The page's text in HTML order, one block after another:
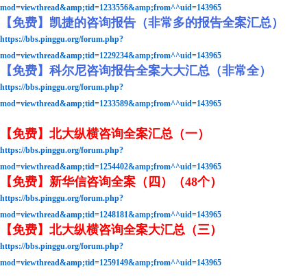
mod=viewthread&amp;tid=1233556&amp;from^^uid=143965
【免费】凯捷的咨询报告（非常多的报告全案汇总）
https://bbs.pinggu.org/forum.php?
mod=viewthread&amp;tid=1229234&amp;from^^uid=143965
【免费】科尔尼咨询报告全案大大汇总（非常全）
https://bbs.pinggu.org/forum.php?
mod=viewthread&amp;tid=1233589&amp;from^^uid=143965
【免费】北大纵横咨询全案汇总（一）
https://bbs.pinggu.org/forum.php?
mod=viewthread&amp;tid=1254402&amp;from^^uid=143965
【免费】新华信咨询全案（四）（48个）
https://bbs.pinggu.org/forum.php?
mod=viewthread&amp;tid=1248181&amp;from^^uid=143965
【免费】北大纵横咨询全案大汇总（三）
https://bbs.pinggu.org/forum.php?
mod=viewthread&amp;tid=1259149&amp;from^^uid=143965